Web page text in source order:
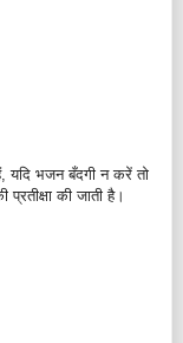
यदि भजन बँदगी न करें तो
की जाती है।